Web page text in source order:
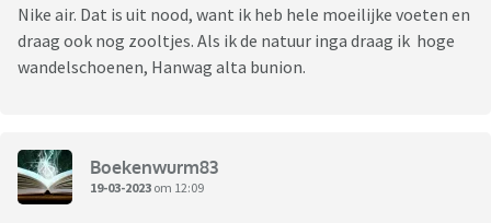
Nike air. Dat is uit nood, want ik heb hele moeilijke voeten en
draag ook nog zooltjes. Als ik de natuur inga draag ik hoge
wandelschoenen, Hanwag alta bunion.
Boekenwurm83
19-03-2023 om 12:09